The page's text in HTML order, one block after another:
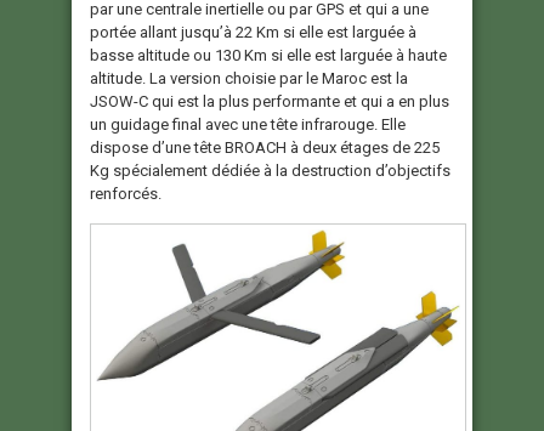
par une centrale inertielle ou par GPS et qui a une
portée allant jusqu’à 22 Km si elle est larguée à
basse altitude ou 130 Km si elle est larguée à haute
altitude. La version choisie par le Maroc est la
JSOW-C qui est la plus performante et qui a en plus
un guidage final avec une tête infrarouge. Elle
dispose d’une tête BROACH à deux étages de 225
Kg spécialement dédiée à la destruction d’objectifs
renforcés.